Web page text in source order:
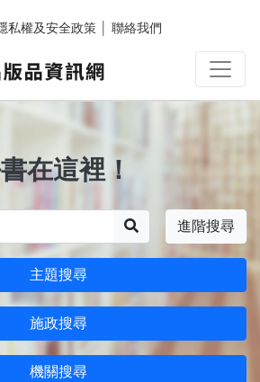
私權及安全政策 聯絡我們
在這裡！
進階搜尋
主題搜尋
施政搜尋
機關搜尋